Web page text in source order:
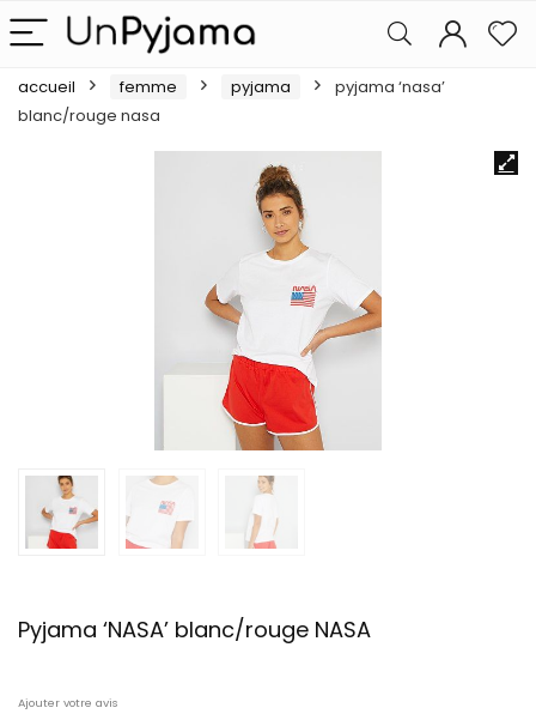
accueil femme pyjama
pyjama ‘nasa’
blanc/rouge nasa
Pyjama ‘NASA’ blanc/rouge NASA
Ajouter votre avis